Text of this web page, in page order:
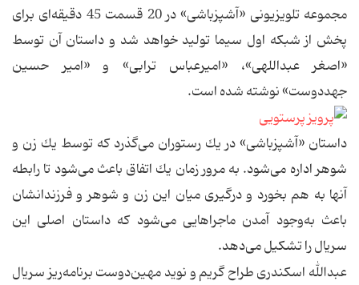
مجموعه تلویزیونی «آشپزباشی» در 20 قسمت 45 دقیقه‌ای برای
پخش از شبكه اول سیما تولید خواهد شد و داستان آن توسط
«اصغر عبداللهی»، «امیرعباس ترابی» و «امیر حسین
جهددوست» نوشته شده است.
داستان «آشپزباشی» در یك رستوران می‌گذرد كه توسط یك زن و
شوهر اداره می‌شود. به مرور زمان یك اتفاق باعث می‌شود تا رابطه
آنها به هم بخورد و درگیری میان این زن و شوهر و فرزندانشان
باعث به‌وجود آمدن ماجراهایی می‌شود كه داستان اصلی این
سریال را تشكیل می‌دهد.
عبدالله اسكندری طراح گریم و نوید مهین‌دوست برنامه‌ریز سریال